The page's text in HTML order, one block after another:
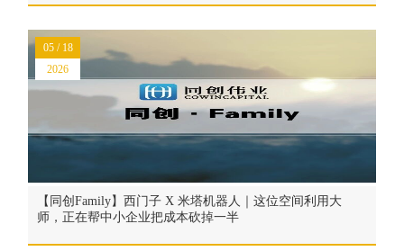
【同创Family】西门子 X 米塔机器人｜这位空间利用大
师，正在帮中小企业把成本砍掉一半
05 / 18
2026